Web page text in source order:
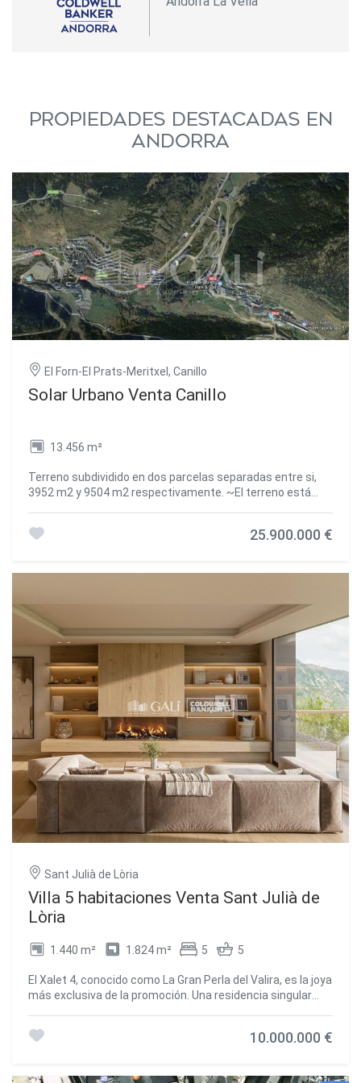
Propiedades destacadas en
Andorra
El Forn-El Prats-Meritxel, Canillo
Solar Urbano Venta Canillo
13.456 m²
Terreno subdividido en dos parcelas separadas entre si,
3952 m2 y 9504 m2 respectivamente. ~El terreno está
25.900.000 €
Sant Julià de Lòria
Villa 5 habitaciones Venta Sant Julià de
Lòria
1.440 m² 1.824 m² 5 5
El Xalet 4, conocido como La Gran Perla del Valira, es la joya
más exclusiva de la promoción. Una residencia singular
en la Vall del Valira.~~Con una superficie de 1.440,30 m2
10.000.000 €